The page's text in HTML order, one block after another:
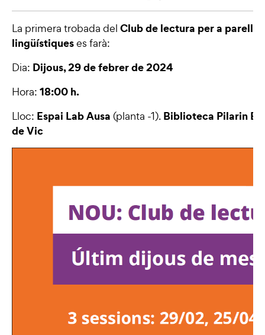
La primera trobada del Club de lectura per a parelles
lingüístiqueses farà:
Dia: Dijous, 29 de febrer de 2024
Hora: 18:00 h.
Lloc: Espai Lab Ausa (planta -1). Biblioteca Pilarin
de Vic